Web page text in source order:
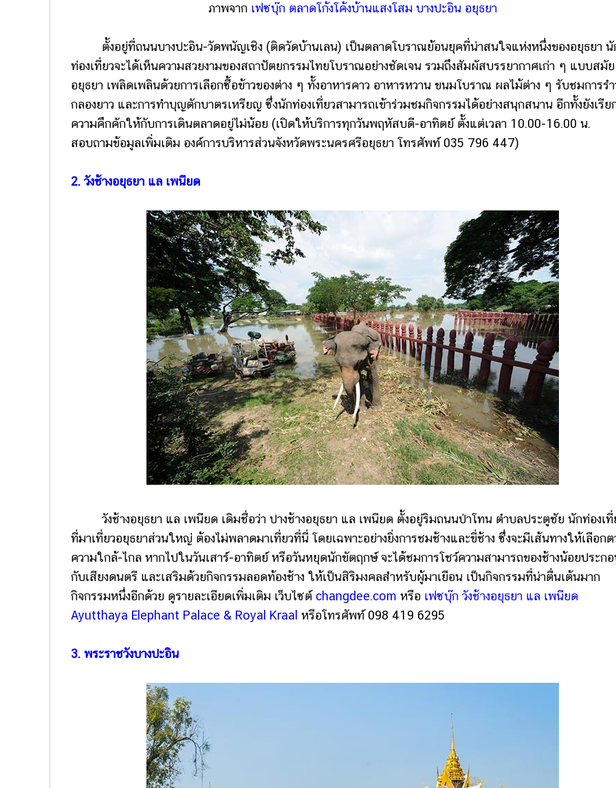
ภาพจาก เฟซบุ๊ก ตลาดโก้งโค้งบ้านแสงโสม บางปะอิน อยุธยา
ตั้งอยู่ที่ถนนบางปะอิน-วัดพนัญเชิง (ติดวัดบ้านเลน) เป็นตลาดโบราณย้อนยุคที่น่าสนใจแห่งหนึ่งของอยุธยา นั
ท่องเที่ยวจะได้เห็นความสวยงามของสถาปัตยกรรมไทยโบราณอย่างชัดเจน รวมถึงสัมผัสบรรยากาศเก่า ๆ แบบสมัย
อยุธยา เพลิดเพลินด้วยการเลือกซื้อข้าวของต่าง ๆ ทั้งอาหารคาว อาหารหวาน ขนมโบราณ ผลไม้ต่าง ๆ รับชมการรำ
กลองยาว และการทำบุญตักบาตรเหรียญ ซึ่งนักท่องเที่ยวสามารถเข้าร่วมชมกิจกรรมได้อย่างสนุกสนาน อีกทั้งยังเรีย
ความคึกคักให้กับการเดินตลาดอยู่ไม่น้อย (เปิดให้บริการทุกวันพฤหัสบดี-อาทิตย์ ตั้งแต่เวลา 10.00-16.00 น.
สอบถามข้อมูลเพิ่มเติม องค์การบริหารส่วนจังหวัดพระนครศรีอยุธยา โทรศัพท์ 035 796 447)
2. วังช้างอยุธยา แล เพนียด
วังช้างอยุธยา แล เพนียด เดิมชื่อว่า ปางช้างอยุธยา แล เพนียด ตั้งอยู่ริมถนนป่าโทน ตำบลประตูชัย นักท่องเที่
ที่มาเที่ยวอยุธยาส่วนใหญ่ ต้องไม่พลาดมาเที่ยวที่นี่ โดยเฉพาะอย่างยิ่งการชมช้างและขี่ช้าง ซึ่งจะมีเส้นทางให้เลือก
ความใกล้-ไกล หากไปในวันเสาร์-อาทิตย์ หรือวันหยุดนักขัตฤกษ์ จะได้ชมการโชว์ความสามารถของช้างน้อยประก
กับเสียงดนตรี และเสริมด้วยกิจกรรมลอดท้องช้าง ให้เป็นสิริมงคลสำหรับผู้มาเยือน เป็นกิจกรรมที่น่าตื่นเต้นมาก
กิจกรรมหนึ่งอีกด้วย ดูรายละเอียดเพิ่มเติม เว็บไซต์ changdee.com หรือ เฟซบุ๊ก วังช้างอยุธยา แล เพนียด
Ayutthaya Elephant Palace & Royal Kraal หรือโทรศัพท์ 098 419 6295
3. พระราชวังบางปะอิน